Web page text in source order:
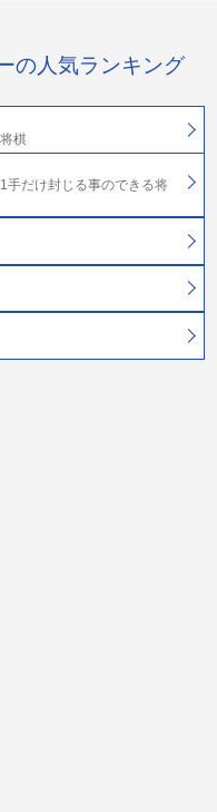
の人気ランキング
棋
手だけ封じる事のできる将